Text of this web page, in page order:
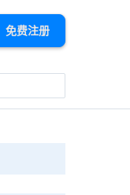
免费注册